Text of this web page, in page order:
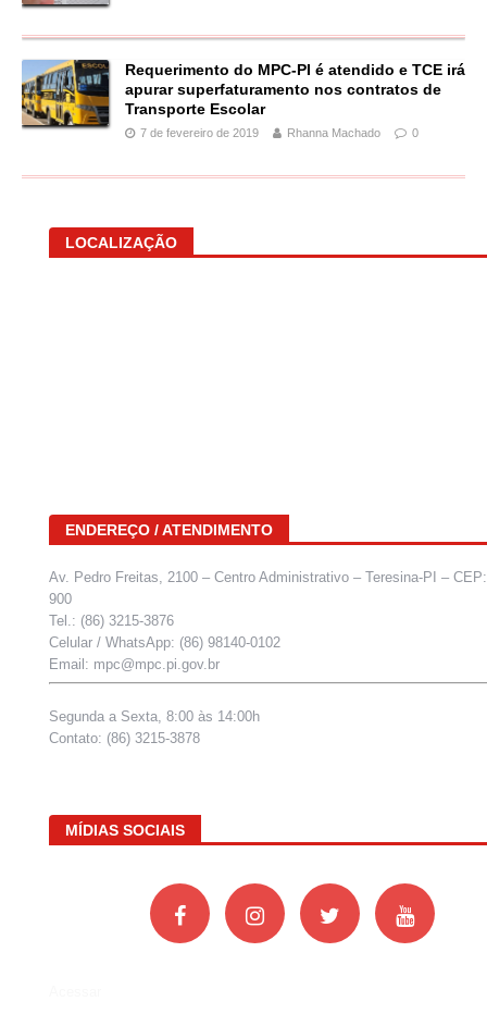
Requerimento do MPC-PI é atendido e TCE irá
apurar superfaturamento nos contratos de
Transporte Escolar
7 de fevereiro de 2019 Rhanna Machado 0
LOCALIZAÇÃO
ENDEREÇO / ATENDIMENTO
Av. Pedro Freitas, 2100 – Centro Administrativo – Teresina-PI –
900
Tel.: (86) 3215-3876
Celular / WhatsApp: (86) 98140-0102
Email: mpc@mpc.pi.gov.br
Segunda a Sexta, 8:00 às 14:00h
Contato: (86) 3215-3878
MÍDIAS SOCIAIS